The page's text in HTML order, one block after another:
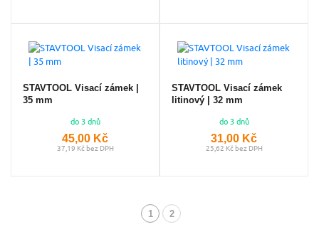
STAVTOOL Visací zámek |
35 mm
do 3 dnů
45,00 Kč
37,19 Kč bez DPH
STAVTOOL Visací zámek
litinový | 32 mm
do 3 dnů
31,00 Kč
25,62 Kč bez DPH
1
(aktuální)
2